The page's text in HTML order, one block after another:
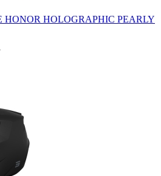
HONOR HOLOGRAPHIC PEARLY